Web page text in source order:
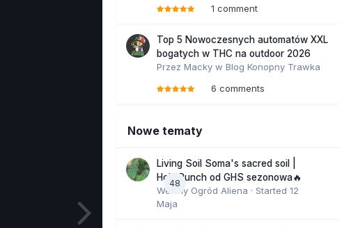
1 comment
Top 5 Nowoczesnych automatów XXL
bogatych w THC na outdoor 2026
Przez Macky w Blog Konopny Trawka
6 comments
Nowe tematy
48
Living Soil Soma's sacred soil |
Holy Punch od GHS sezonowa🔥
Wesoły Ogród Aliena · Started 12
Maja